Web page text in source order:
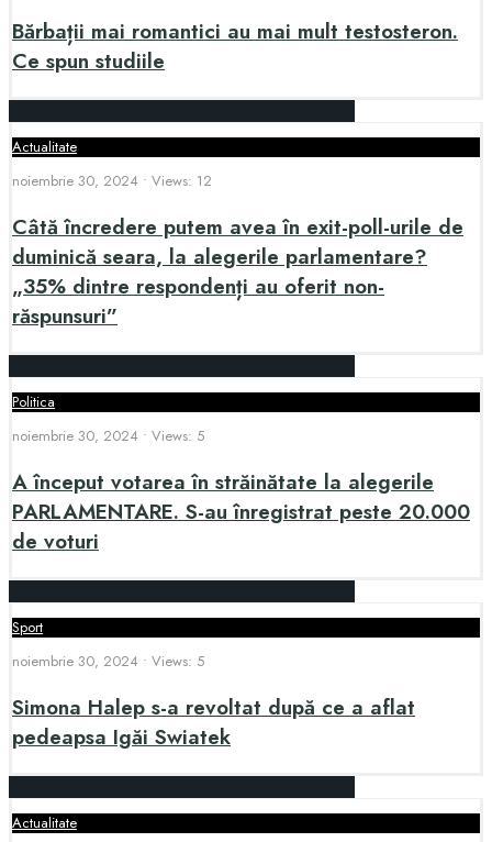
Bărbații mai romantici au mai mult testosteron.
Ce spun studiile
Actualitate
noiembrie 30, 2024 • Views: 12
Câtă încredere putem avea în exit-poll-urile de
duminică seara, la alegerile parlamentare?
„35% dintre respondenți au oferit non-
răspunsuri”
Politica
noiembrie 30, 2024 • Views: 5
A început votarea în străinătate la alegerile
PARLAMENTARE. S-au înregistrat peste 20.000
de voturi
Sport
noiembrie 30, 2024 • Views: 5
Simona Halep s-a revoltat după ce a aflat
pedeapsa Igăi Swiatek
Actualitate